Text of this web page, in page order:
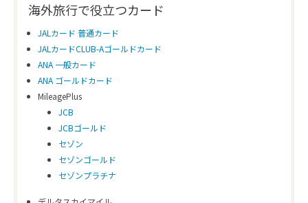
海外旅行で役立つカード
JALカード 普通カード
JALカードCLUB-Aゴールドカード
ANA 一般カード
ANA ゴールドカード
MileagePlus
JCB
JCBゴールド
セゾン
セゾンゴールド
セゾンプラチナ